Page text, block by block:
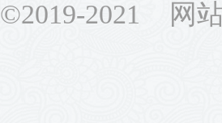
©2019-2021 网